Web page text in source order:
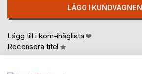
LÄGG I KUNDVAGNEN
Lägg till i kom-ihåglista
Recensera titel